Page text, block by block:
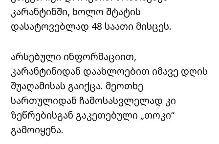
კარანტინში, ხოლო შტატის
დასატოვებლად 48 საათი მისცეს.
არსებული ინფორმაციით,
კარანტინიდან დაახლოებით იმავე დღის
შუაღამისას გაიქცა. მეოთხე
სართულიდან ჩამოსასვლელად კი
ზეწრებისგან გაკეთებული „თოკი“
გამოიყენა.